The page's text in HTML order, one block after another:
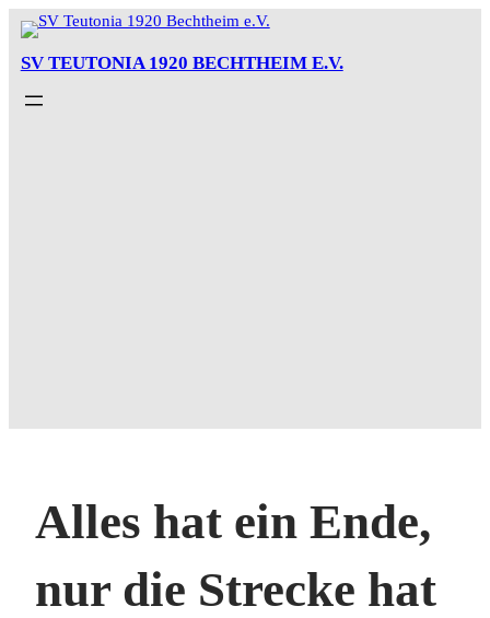
Zum
Inhalt
SV TEUTONIA 1920 BECHTHEIM E.V.
Alles hat ein Ende,
nur die Strecke hat